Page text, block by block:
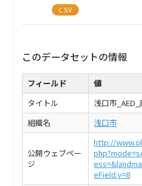
CSV
このデータセットの情報
フィールド
値
タイトル
浅口市
組織名
浅口市
公開ウェブペー
ジ
http://
eField.y=8